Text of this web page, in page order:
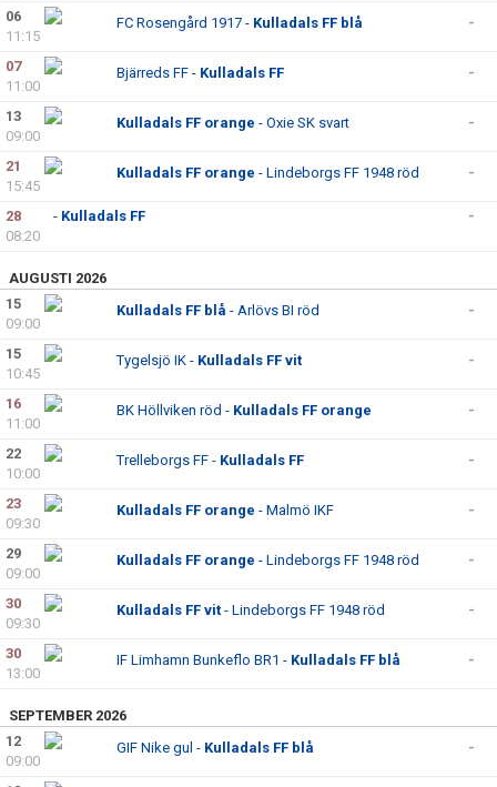
06
11:15
FC Rosengård 1917 - Kulladals FF blå -
07
11:00
Bjärreds FF - Kulladals FF -
13
09:00
Kulladals FF orange - Oxie SK svart -
21
15:45
Kulladals FF orange - Lindeborgs FF 1948 röd -
28
08:20
- Kulladals FF -
AUGUSTI 2026
15
09:00
Kulladals FF blå - Arlövs BI röd -
15
10:45
Tygelsjö IK - Kulladals FF vit -
16
11:00
BK Höllviken röd - Kulladals FF orange -
22
10:00
Trelleborgs FF - Kulladals FF -
23
09:30
Kulladals FF orange - Malmö IKF -
29
09:00
Kulladals FF orange - Lindeborgs FF 1948 röd -
30
09:30
Kulladals FF vit - Lindeborgs FF 1948 röd -
30
13:00
IF Limhamn Bunkeflo BR1 - Kulladals FF blå -
SEPTEMBER 2026
12
09:00
GIF Nike gul - Kulladals FF blå -